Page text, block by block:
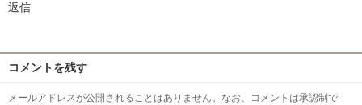
返信
コメントを残す
メールアドレスが公開されることはありません。なお、コメントは承認制で